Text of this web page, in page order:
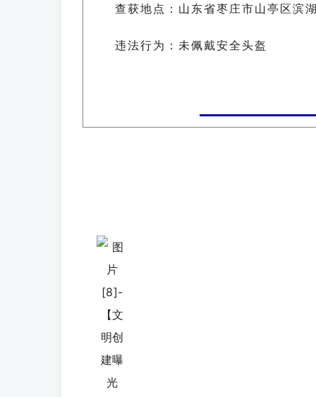
查获地点： 山东省枣庄市山亭区滨
违法行为：未佩戴安全头盔